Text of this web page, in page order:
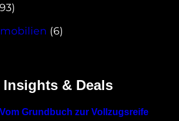
(6)
& Deals
Vom Grundbuch zur Vollzugsreife